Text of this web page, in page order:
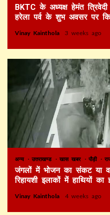
BKTC के अध्यक्ष हेमंत
हरेला पर्व के शुभ अवसर पर
Vinay Kainthola 3 weeks ago
अन्य उत्तराखण्ड खास खबर पौड़ी
जंगलों में भोजन का संकट या वन
रिहायशी इलाकों में हाथियों
Vinay Kainthola 4 weeks ago